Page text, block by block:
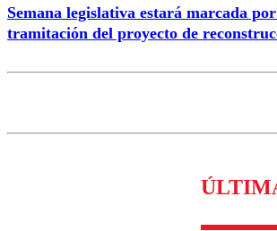
Semana legislativa estará marcada
tramitación del proyecto de